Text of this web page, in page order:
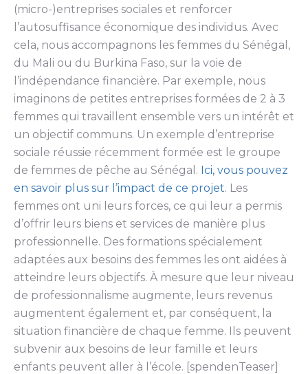
(micro-)entreprises sociales et renforcer
l’autosuffisance économique des individus. Avec
cela, nous accompagnons les femmes du Sénégal,
du Mali ou du Burkina Faso, sur la voie de
l’indépendance financière. Par exemple, nous
imaginons de petites entreprises formées de 2 à 3
femmes qui travaillent ensemble vers un intérêt et
un objectif communs. Un exemple d’entreprise
sociale réussie récemment formée est le groupe
de femmes de pêche au Sénégal. Ici, vous pouvez
en savoir plus sur l’impact de ce projet. Les
femmes ont uni leurs forces, ce qui leur a permis
d’offrir leurs biens et services de manière plus
professionnelle. Des formations spécialement
adaptées aux besoins des femmes les ont aidées à
atteindre leurs objectifs. À mesure que leur niveau
de professionnalisme augmente, leurs revenus
augmentent également et, par conséquent, la
situation financière de chaque femme. Ils peuvent
subvenir aux besoins de leur famille et leurs
enfants peuvent aller à l’école. [spendenTeaser]